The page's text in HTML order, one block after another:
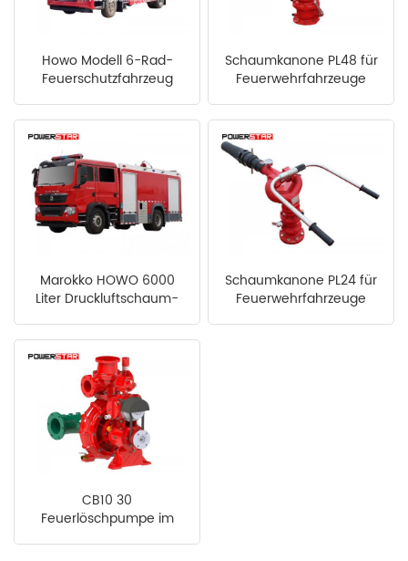
Howo Modell 6-Rad-
Feuerschutzfahrzeug
Schaumkanone PL48 für
Feuerwehrfahrzeuge
Marokko HOWO 6000
Liter Druckluftschaum-
Schaumkanone PL24 für
Feuerwehrfahrzeuge
CB10 30
Feuerlöschpumpe im